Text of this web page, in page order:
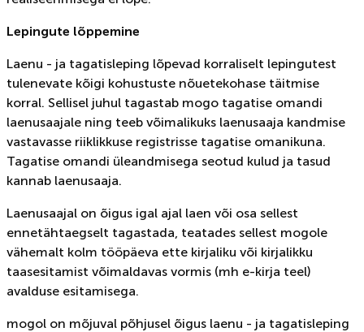
Lepingute lõppemine
Laenu - ja tagatisleping lõpevad korraliselt lepingutest
tulenevate kõigi kohustuste nõuetekohase täitmise
korral. Sellisel juhul tagastab mogo tagatise omandi
laenusaajale ning teeb võimalikuks laenusaaja kandmise
vastavasse riiklikkuse registrisse tagatise omanikuna.
Tagatise omandi üleandmisega seotud kulud ja tasud
kannab laenusaaja.
Laenusaajal on õigus igal ajal laen või osa sellest
ennetähtaegselt tagastada, teatades sellest mogole
vähemalt kolm tööpäeva ette kirjaliku või kirjalikku
taasesitamist võimaldavas vormis (mh e-kirja teel)
avalduse esitamisega.
mogol on mõjuval põhjusel õigus laenu - ja tagatisleping